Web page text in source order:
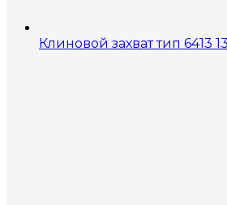
Клиновой захват тип 6413